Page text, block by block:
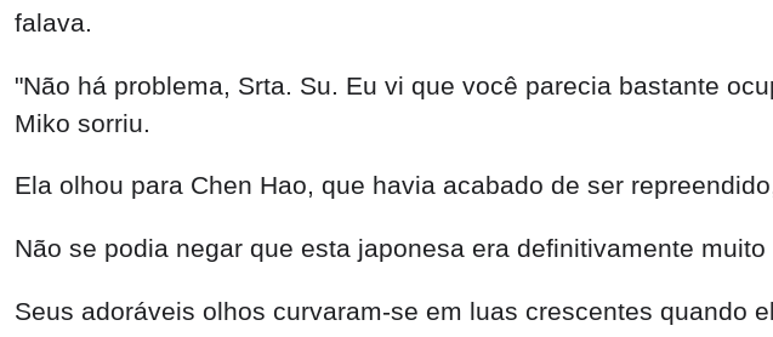
falava.
"Não há problema, Srta. Su. Eu vi que você parecia bastante
Miko sorriu.
Ela olhou para Chen Hao, que havia acabado de ser
Não se podia negar que esta japonesa era definitivamente
Seus adoráveis olhos curvaram-se em luas crescentes quando